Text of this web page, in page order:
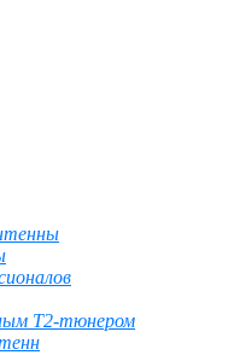
T2-тюнером